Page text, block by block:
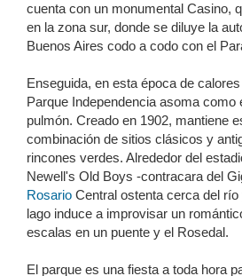
cuenta con un monumental Casino,
en la zona sur, donde se diluye la
Buenos Aires codo a codo con el
Enseguida, en esta época de
Parque Independencia asoma como
pulmón. Creado en 1902, mantiene
combinación de sitios clásicos y
rincones verdes. Alrededor del
Newell's Old Boys -contracara del
Rosario Central ostenta cerca del
lago induce a improvisar un
escalas en un puente y el Rosedal.
El parque es una fiesta a toda hora